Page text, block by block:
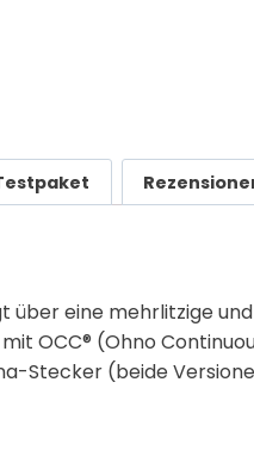
über eine mehrlitzige
OCC® (Ohno
Stecker (beide